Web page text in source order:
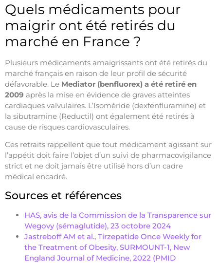
Quels médicaments pour
maigrir ont été retirés du
marché en France ?
Plusieurs médicaments amaigrissants ont été retirés du
marché français en raison de leur profil de sécurité
défavorable. Le Mediator (benfluorex) a été retiré en
2009 après la mise en évidence de graves atteintes
cardiaques valvulaires. L’Isoméride (dexfenfluramine) et
la sibutramine (Reductil) ont également été retirés à
cause de risques cardiovasculaires.
Ces retraits rappellent que tout médicament agissant sur
l’appétit doit faire l’objet d’un suivi de pharmacovigilance
strict et ne doit jamais être utilisé hors d’un cadre
médical encadré.
Sources et références
HAS, avis de la Commission de la Transparence sur
Wegovy (sémaglutide), 23 octobre 2024
Jastreboff AM et al., Tirzepatide Once Weekly for
the Treatment of Obesity, SURMOUNT-1, New
England Journal of Medicine, 2022 (PMID